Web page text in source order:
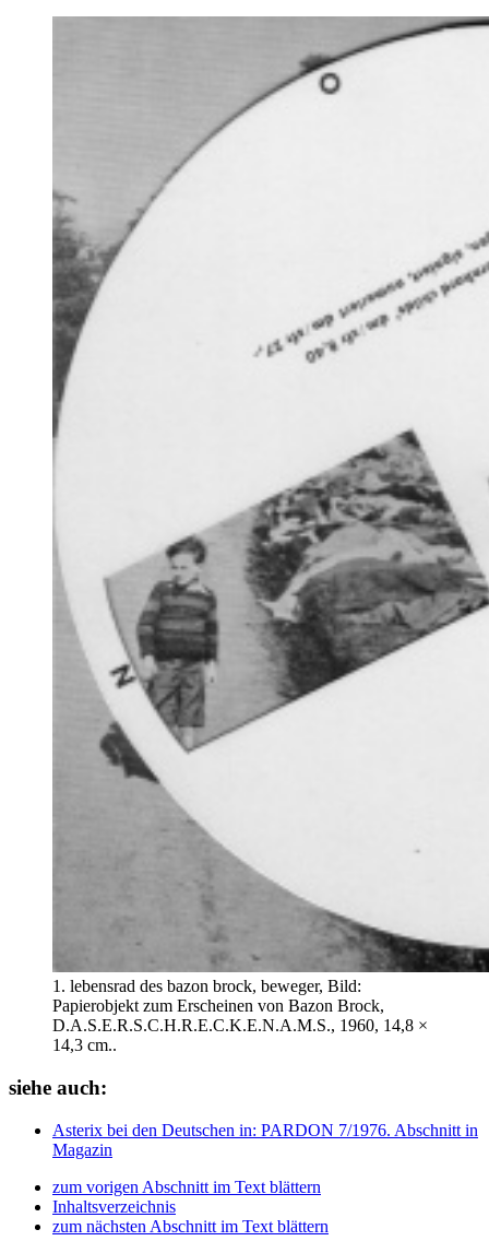
1. lebensrad des bazon brock, beweger, Bild:
Papierobjekt zum Erscheinen von Bazon Brock,
D.A.S.E.R.S.C.H.R.E.C.K.E.N.A.M.S., 1960, 14,8 ×
14,3 cm..
siehe auch:
Asterix bei den Deutschen in: PARDON 7/1976. Abschnitt in
Magazin
zum vorigen Abschnitt im Text blättern
Inhaltsverzeichnis
zum nächsten Abschnitt im Text blättern